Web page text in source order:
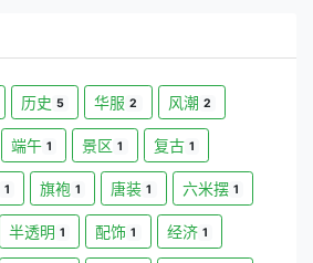
历史 5 华服 2 风潮 2
端午 1 景区 1 复古 1
1 旗袍 1 唐装 1 六米摆 1
半透明 1 配饰 1 经济 1